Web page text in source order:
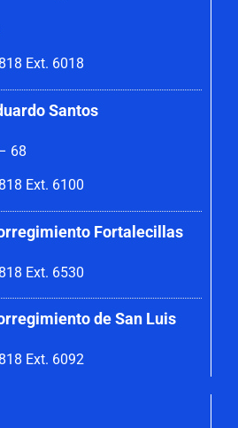
Ext. 6018
Santos
68
Ext. 6100
Fortalecillas
Ext. 6530
de San Luis
Ext. 6092